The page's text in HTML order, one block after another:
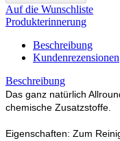
Auf die Wunschliste
Produkterinnerung
Beschreibung
Kundenrezensionen
Beschreibung
Das ganz natürlich
chemische Zusatzstoffe.
Eigenschaften: Zum